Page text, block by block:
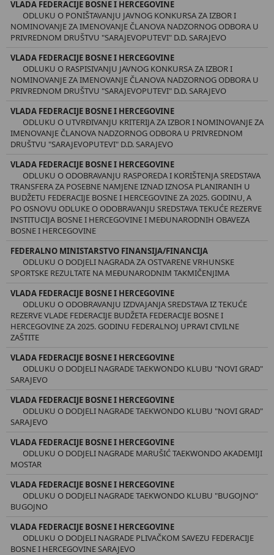
VLADA FEDERACIJE BOSNE I HERCEGOVINE
ODLUKU O PONIŠTAVANJU JAVNOG KONKURSA ZA IZBOR I
NOMINOVANJE ZA IMENOVANJE ČLANOVA NADZORNOG ODBORA U
PRIVREDNOM DRUŠTVU "SARAJEVOPUTEVI" D.D. SARAJEVO
VLADA FEDERACIJE BOSNE I HERCEGOVINE
ODLUKU O RASPISIVANJU JAVNOG KONKURSA ZA IZBOR I
NOMINOVANJE ZA IMENOVANJE ČLANOVA NADZORNOG ODBORA U
PRIVREDNOM DRUŠTVU "SARAJEVOPUTEVI" D.D. SARAJEVO
VLADA FEDERACIJE BOSNE I HERCEGOVINE
ODLUKU O UTVRĐIVANJU KRITERIJA ZA IZBOR I NOMINOVANJE ZA
IMENOVANJE ČLANOVA NADZORNOG ODBORA U PRIVREDNOM
DRUŠTVU "SARAJEVOPUTEVI" D.D. SARAJEVO
VLADA FEDERACIJE BOSNE I HERCEGOVINE
ODLUKU O ODOBRAVANJU RASPOREDA I KORIŠTENJA SREDSTAVA
TRANSFERA ZA POSEBNE NAMJENE IZNAD IZNOSA PLANIRANIH U
BUDŽETU FEDERACIJE BOSNE I HERCEGOVINE ZA 2025. GODINU, A
PO OSNOVU ODLUKE O ODOBRAVANJU SREDSTAVA TEKUĆE REZERVE
INSTITUCIJA BOSNE I HERCEGOVINE I MEĐUNARODNIH OBAVEZA
BOSNE I HERCEGOVINE
FEDERALNO MINISTARSTVO FINANSIJA/FINANCIJA
ODLUKU O DODJELI NAGRADA ZA OSTVARENE VRHUNSKE
SPORTSKE REZULTATE NA MEĐUNARODNIM TAKMIČENJIMA
VLADA FEDERACIJE BOSNE I HERCEGOVINE
ODLUKU O ODOBRAVANJU IZDVAJANJA SREDSTAVA IZ TEKUĆE
REZERVE VLADE FEDERACIJE BUDŽETA FEDERACIJE BOSNE I
HERCEGOVINE ZA 2025. GODINU FEDERALNOJ UPRAVI CIVILNE
ZAŠTITE
VLADA FEDERACIJE BOSNE I HERCEGOVINE
ODLUKU O DODJELI NAGRADE TAEKWONDO KLUBU "NOVI GRAD"
SARAJEVO
VLADA FEDERACIJE BOSNE I HERCEGOVINE
ODLUKU O DODJELI NAGRADE TAEKWONDO KLUBU "NOVI GRAD"
SARAJEVO
VLADA FEDERACIJE BOSNE I HERCEGOVINE
ODLUKU O DODJELI NAGRADE MARUŠIĆ TAEKWONDO AKADEMIJI
MOSTAR
VLADA FEDERACIJE BOSNE I HERCEGOVINE
ODLUKU O DODJELI NAGRADE TAEKWONDO KLUBU "BUGOJNO"
BUGOJNO
VLADA FEDERACIJE BOSNE I HERCEGOVINE
ODLUKU O DODJELI NAGRADE PLIVAČKOM SAVEZU FEDERACIJE
BOSNE I HERCEGOVINE SARAJEVO